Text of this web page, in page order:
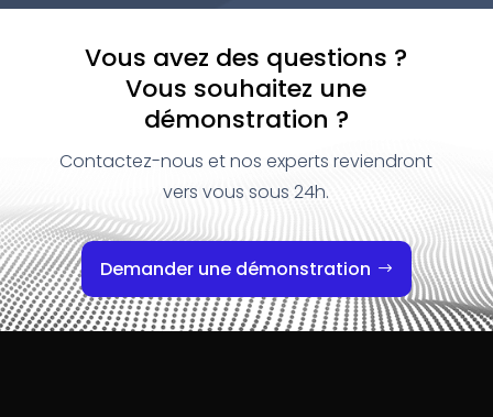
Vous avez des questions ?
Vous souhaitez une
démonstration ?
Contactez-nous et nos experts reviendront
vers vous sous 24h.
Demander une démonstration